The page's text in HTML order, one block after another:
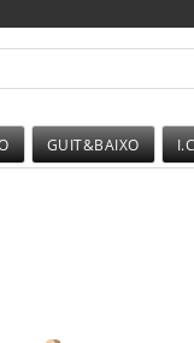
GUIT&BAIXO